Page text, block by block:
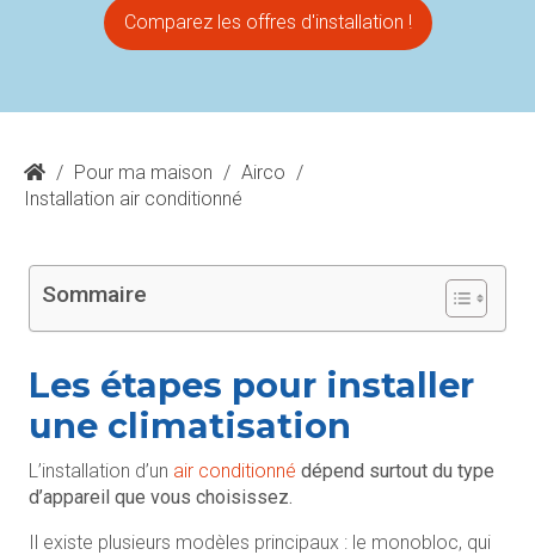
Comparez les offres d'installation !
/ Pour ma maison / Airco /
Installation air conditionné
Sommaire
Les étapes pour installer
une climatisation
L’installation d’un air conditionné dépend surtout du type
d’appareil que vous choisissez.
Il existe plusieurs modèles principaux : le monobloc, qui